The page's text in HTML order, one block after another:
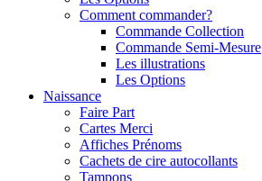
Comment commander?
Commande Collection
Commande Semi-Mesure
Les illustrations
Les Options
Naissance
Faire Part
Cartes Merci
Affiches Prénoms
Cachets de cire autocollants
Tampons